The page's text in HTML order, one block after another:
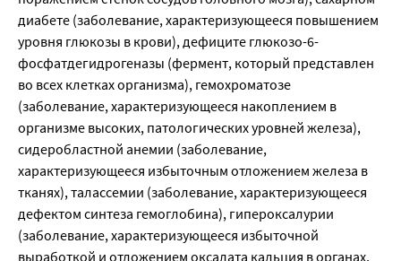
диабете (заболевание, характеризующееся повышением
уровня глюкозы в крови), дефиците глюкозо-6-
фосфатдегидрогеназы (фермент, который представлен
во всех клетках организма), гемохроматозе
(заболевание, характеризующееся накоплением в
организме высоких, патологических уровней железа),
сидеробластной анемии (заболевание,
характеризующееся избыточным отложением железа в
тканях), талассемии (заболевание, характеризующееся
дефектом синтеза гемоглобина), гипероксалурии
(заболевание, характеризующееся избыточной
выработкой и отложением оксалата кальция в органах,